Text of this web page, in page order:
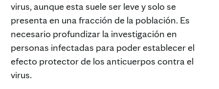
virus, aunque esta suele ser leve y solo se
presenta en una fracción de la población. Es
necesario profundizar la investigación en
personas infectadas para poder establecer el
efecto protector de los anticuerpos contra el
virus.